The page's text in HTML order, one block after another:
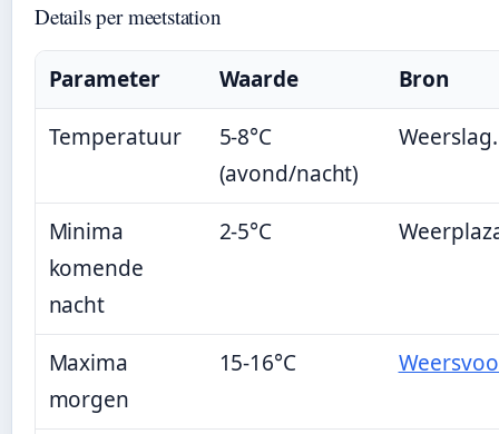
Details per meetstation
Parameter Waarde
Bron
Temperatuur
5-8°C
(avond/nacht)
Minima
komende
nacht
2-5°C
Maxima
morgen
15-16°C